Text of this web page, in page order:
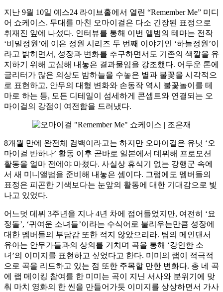
지난 9월 10일 예스24 라이브홀에서 열린 “Remember Me” 미디
어 쇼케이스. 무대를 마친 오마이걸은 다소 긴장된 표정으로
취재진 앞에 나섰다. 인터뷰를 통해 이번 앨범의 테마는 전작
‘비밀정원’에 이은 정원 시리즈 두 번째 이야기인 ‘하늘정원’이
라고 밝히면서, 성장과 변화를 추구하면서도 기존의 색깔을 유
지하기 위해 고심해 내놓은 결과물임을 강조했다. 어두운 톤에
글리터가 많은 의상도 밤하늘을 수놓은 별과 불꽃을 시각적으
로 표현하고, 안무의 대형 변화와 손동작 역시 불꽃놀이를 테
마로 하는 등, 모든 디테일이 섬세하게 콘셉트와 연결되는 오
마이걸의 강점이 여전함을 드러냈다.
8개월 만에 완전체 컴백이라고는 하지만 오마이걸은 유닛 ‘오
마이걸 반하나’ 활동 이후 곧바로 일본에서 데뷔해 프로모션
활동을 얼마 전에야 마쳤다. 사실상 휴식기 없는 강행군 속에
서 새 미니앨범을 준비해 내놓은 셈이다. 그럼에도 멤버들의
표정은 피곤한 기색보다는 눈앞의 활동에 대한 기대감으로 빛
나고 있었다.
어느덧 데뷔 3주년을 지나 4년 차에 접어들었지만, 여전히 ‘요
정돌’, ‘귀여운 소녀들’이라는 수식어로 불리우는만큼 성장에
대한 멤버들의 부담감 또한 적지 않았으리라. 팀의 메인댄서
유아는 안무가들과의 상의를 거치며 곡을 통해 ‘강인한 소
녀’의 이미지를 표현하고 싶었다고 한다. 미미의 랩이 적극적
으로 곡을 리드하고 있는 점 또한 주목할 만한 변화다. 총 네 곡
에 랩 메이킹 참여를 한 미미는 곡이 지닌 서사와 분위기에 맞
춰 마치 영화의 한 씬을 만들어가듯 이미지를 상상하면서 가사